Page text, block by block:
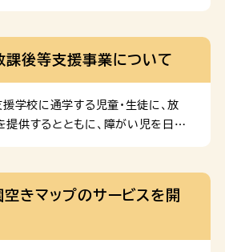
事業イメージ お問い合わせ 福岡市
センター 電話番号：092-715-
親家庭支援センターホームページ
タルサイト「たよって」 ひとり親家
す。
課後等支援事業について
学校に通学する児童・生徒に、放
供するとともに、障がい児を日常
日及び12月29日～1月3日は
。 （３）利用料 ※ひと月の利用料
える場合、利用者負担額は3,000
きマップのサービスを開